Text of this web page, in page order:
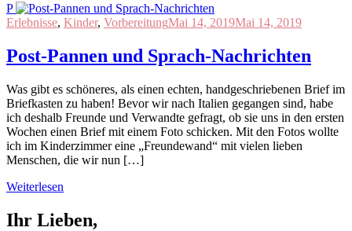
P
Erlebnisse, Kinder, VorbereitungMai 14, 2019Mai 14, 2019
Post-Pannen und Sprach-Nachrichten
Was gibt es schöneres, als einen echten, handgeschriebenen Brief im
Briefkasten zu haben! Bevor wir nach Italien gegangen sind, habe
ich deshalb Freunde und Verwandte gefragt, ob sie uns in den ersten
Wochen einen Brief mit einem Foto schicken. Mit den Fotos wollte
ich im Kinderzimmer eine „Freundewand“ mit vielen lieben
Menschen, die wir nun […]
Weiterlesen
Ihr Lieben,